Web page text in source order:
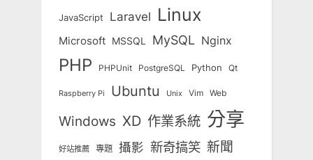
JavaScript Laravel Linux
Microsoft MSSQL MySQL Nginx
PHP PHPUnit PostgreSQL Python Qt
Raspberry Pi Ubuntu Unix Vim Web
Windows XD 作業系統 分享
好站推薦 專題 攝影 新奇搞笑 新聞